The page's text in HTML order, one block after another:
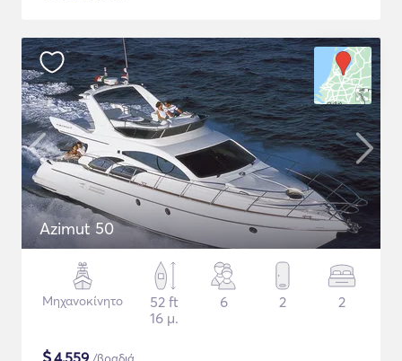
Azimut 50
Μηχανοκίνητο
52 ft
16 μ.
6 2 2
4,559